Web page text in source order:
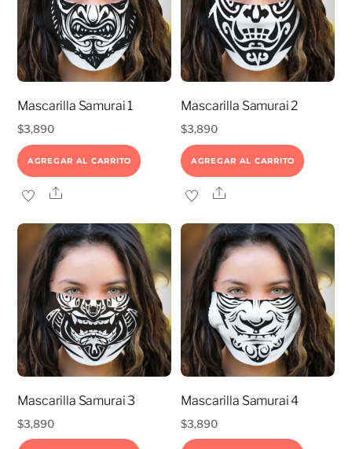
Mascarilla Samurai 1
$3,890
AGREGAR AL CARRITO
Share
Mascarilla Samurai 2
$3,890
AGREGAR AL CARRITO
Share
Mascarilla Samurai 3
$3,890
Mascarilla Samurai 4
$3,890